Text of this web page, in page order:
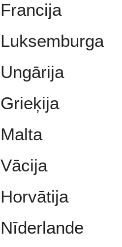
Francija
Luksemburga
Ungārija
Grieķija
Malta
Vācija
Horvātija
Nīderlande